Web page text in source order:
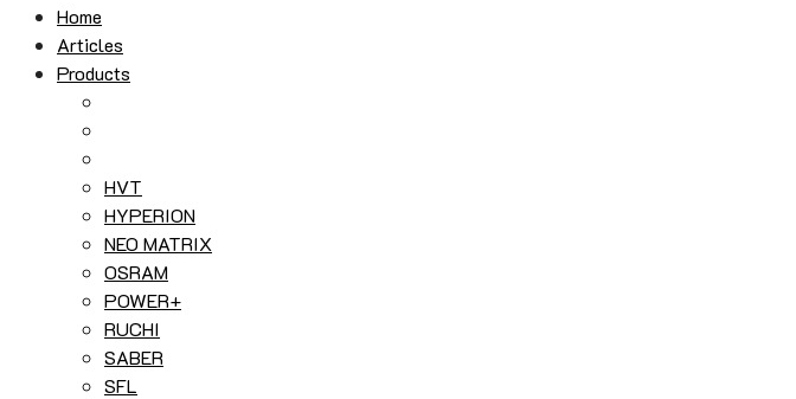
Home
Articles
Products
HVT
HYPERION
NEO MATRIX
OSRAM
POWER+
RUCHI
SABER
SFL